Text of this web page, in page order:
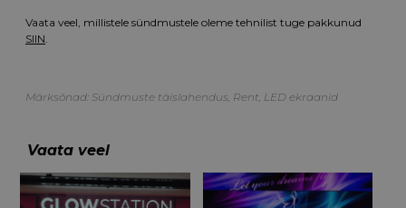
Vaata veel, millistele sündmustele oleme tehnilist tuge pakkunud
SIIN.
Märksõnad: Sündmuste täislahendus, Rent, LED ekraanid
Vaata veel